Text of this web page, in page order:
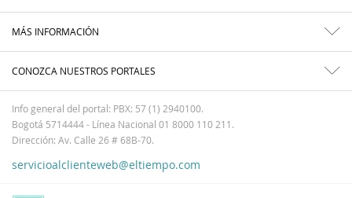
MÁS INFORMACIÓN
CONOZCA NUESTROS PORTALES
Info general del portal: PBX: 57 (1) 2940100.
Bogotá 5714444 - Línea Nacional 01 8000 110 211.
Dirección: Av. Calle 26 # 68B-70.
servicioalclienteweb@eltiempo.com